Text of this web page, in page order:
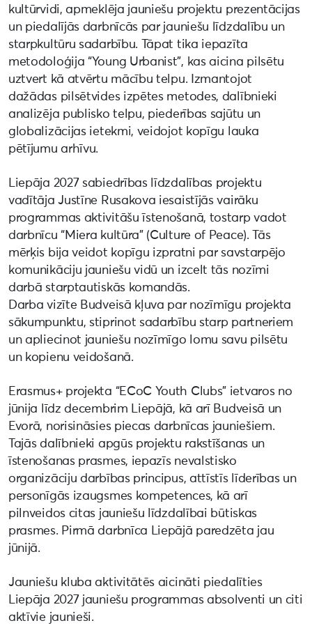
kultūrvidi, apmeklēja jauniešu projektu prezentācijas
un piedalījās darbnīcās par jauniešu līdzdalību un
starpkultūru sadarbību. Tāpat tika iepazīta
metodoloģija “Young Urbanist”, kas aicina pilsētu
uztvert kā atvērtu mācību telpu. Izmantojot
dažādas pilsētvides izpētes metodes, dalībnieki
analizēja publisko telpu, piederības sajūtu un
globalizācijas ietekmi, veidojot kopīgu lauka
pētījumu arhīvu.
Liepāja 2027 sabiedrības līdzdalības projektu
vadītāja Justīne Rusakova iesaistījās vairāku
programmas aktivitāšu īstenošanā, tostarp vadot
darbnīcu “Miera kultūra” (Culture of Peace). Tās
mērķis bija veidot kopīgu izpratni par savstarpējo
komunikāciju jauniešu vidū un izcelt tās nozīmi
darbā starptautiskās komandās.
Darba vizīte Budveisā kļuva par nozīmīgu projekta
sākumpunktu, stiprinot sadarbību starp partneriem
un apliecinot jauniešu nozīmīgo lomu savu pilsētu
un kopienu veidošanā.
Erasmus+ projekta “ECoC Youth Clubs” ietvaros no
jūnija līdz decembrim Liepājā, kā arī Budveisā un
Evorā, norisināsies piecas darbnīcas jauniešiem.
Tajās dalībnieki apgūs projektu rakstīšanas un
īstenošanas prasmes, iepazīs nevalstisko
organizāciju darbības principus, attīstīs līderības un
personīgās izaugsmes kompetences, kā arī
pilnveidos citas jauniešu līdzdalībai būtiskas
prasmes. Pirmā darbnīca Liepājā paredzēta jau
jūnijā.
Jauniešu kluba aktivitātēs aicināti piedalīties
Liepāja 2027 jauniešu programmas absolventi un citi
aktīvie jaunieši.